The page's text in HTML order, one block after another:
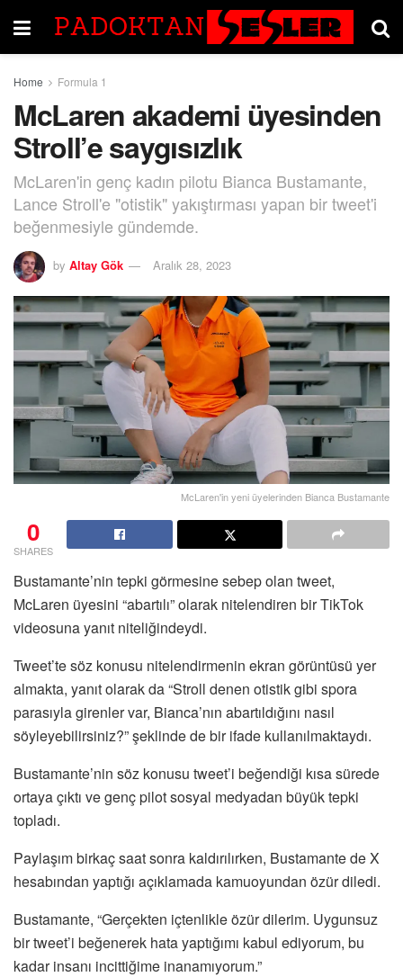
Home Formula 1
McLaren akademi üyesinden
Stroll’e saygısızlık
McLaren'in genç kadın pilotu Bianca Bustamante,
Lance Stroll'e "otistik" yakıştırması yapan bir tweet'i
beğenmesiyle gündemde.
by Altay Gök Aralık 28, 2023
McLaren'in yeni üyelerinden Bianca Bustamante
0
SHARES
Bustamante’nin tepki görmesine sebep olan tweet,
McLaren üyesini “abartılı” olarak nitelendiren bir TikTok
videosuna yanıt niteliğindeydi.
Tweet’te söz konusu nitelendirmenin ekran görüntüsü yer
almakta, yanıt olarak da “Stroll denen otistik gibi spora
parasıyla girenler var, Bianca’nın abartıldığını nasıl
söyleyebilirsiniz?” şeklinde de bir ifade kullanılmaktaydı.
Bustamante’nin söz konusu tweet’i beğendiği kısa sürede
ortaya çıktı ve genç pilot sosyal medyadan büyük tepki
topladı.
Paylaşım birkaç saat sonra kaldırılırken, Bustamante de X
hesabından yaptığı açıklamada kamuoyundan özür diledi.
Bustamante, “Gerçekten içtenlikle özür dilerim. Uygunsuz
bir tweet’i beğenerek hata yaptığımı kabul ediyorum, bu
kadar insanı incittiğime inanamıyorum.”